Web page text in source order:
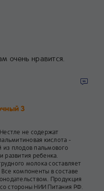
очень нравится.
3
не содержат
кислота -
плодов пальмового
развития ребенка.
молока составляет
компоненты в составе
Продукция
стороны НИИ Питания РФ.